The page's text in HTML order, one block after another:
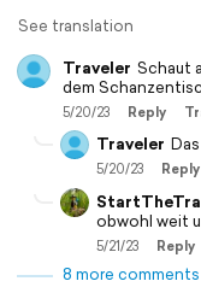
See translation
Traveler Schaut
dem
5/20/23 Reply
Traveler
5/20/23 Reply
obwohl weit
5/21/23 Reply
8 more comments